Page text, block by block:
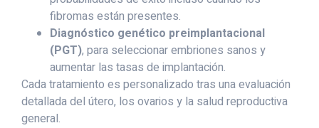
fibromas están presentes.
Diagnóstico genético preimplantacional
(PGT), para seleccionar embriones sanos y
aumentar las tasas de implantación.
Cada tratamiento es personalizado tras una evaluación
detallada del útero, los ovarios y la salud reproductiva
general.